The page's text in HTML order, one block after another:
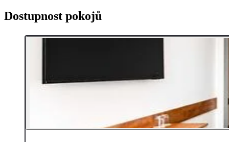
Dostupnost pokojů